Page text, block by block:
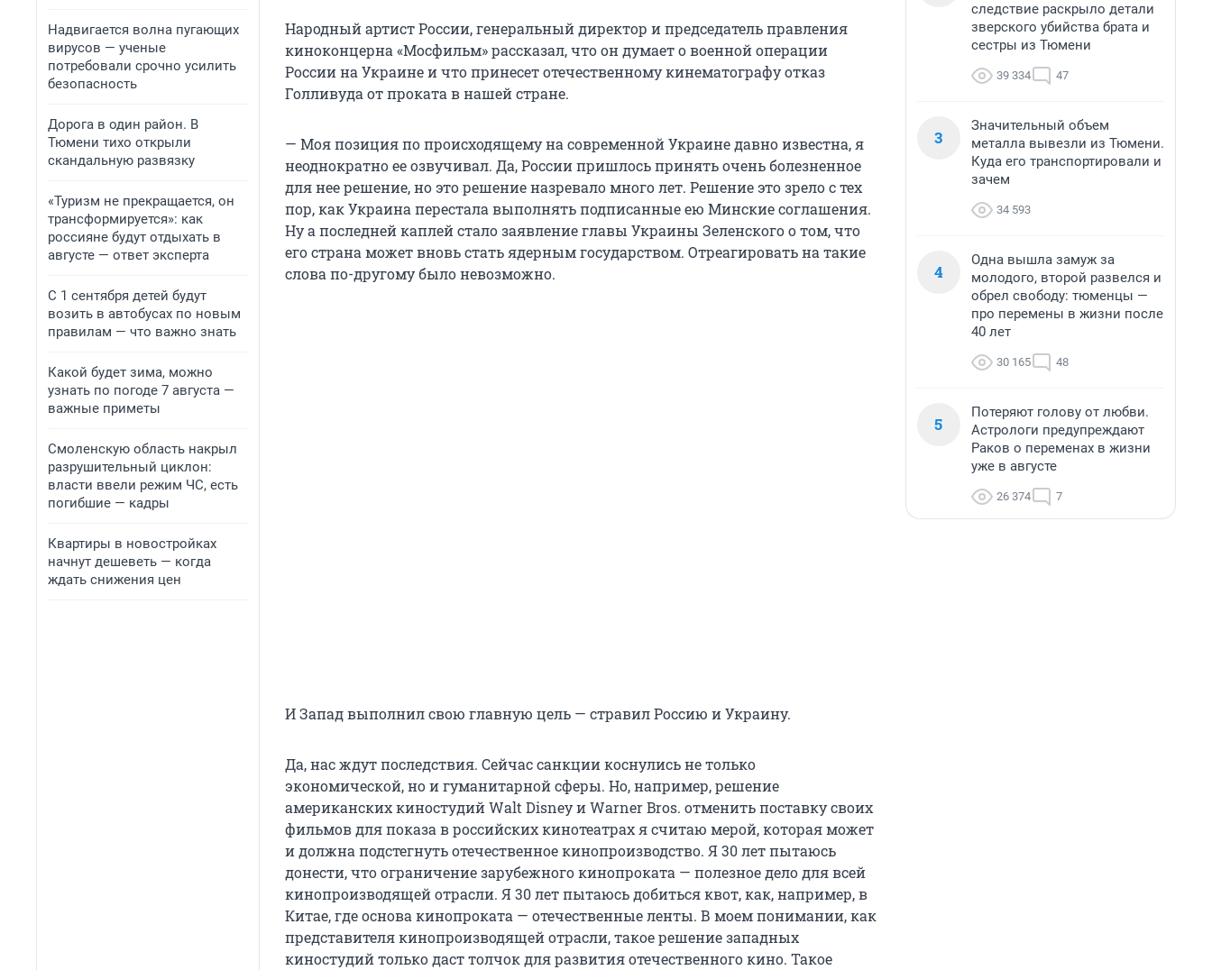
Надвигается волна пугающих
вирусов — ученые
потребовали срочно усилить
безопасность
Дорога в один район. В
Тюмени тихо открыли
скандальную развязку
«Туризм не прекращается, он
трансформируется»: как
россияне будут отдыхать в
августе — ответ эксперта
С 1 сентября детей будут
возить в автобусах по новым
правилам — что важно знать
Какой будет зима, можно
узнать по погоде 7 августа —
важные приметы
Смоленскую область накрыл
разрушительный циклон:
власти ввели режим ЧС, есть
погибшие — кадры
Квартиры в новостройках
начнут дешеветь — когда
ждать снижения цен
Народный артист России, генеральный директор и председатель правления
киноконцерна «Мосфильм» рассказал, что он думает о военной операции
России на Украине и что принесет отечественному кинематографу отказ
Голливуда от проката в нашей стране.
— Моя позиция по происходящему на современной Украине давно известна, я
неоднократно ее озвучивал. Да, России пришлось принять очень болезненное
для нее решение, но это решение назревало много лет. Решение это зрело с тех
пор, как Украина перестала выполнять подписанные ею Минские соглашения.
Ну а последней каплей стало заявление главы Украины Зеленского о том, что
его страна может вновь стать ядерным государством. Отреагировать на такие
слова по-другому было невозможно.
И Запад выполнил свою главную цель — стравил Россию и Украину.
Да, нас ждут последствия. Сейчас санкции коснулись не только
экономической, но и гуманитарной сферы. Но, например, решение
американских киностудий Walt Disney и Warner Bros. отменить поставку своих
фильмов для показа в российских кинотеатрах я считаю мерой, которая может
и должна подстегнуть отечественное кинопроизводство. Я 30 лет пытаюсь
донести, что ограничение зарубежного кинопроката — полезное дело для всей
кинопроизводящей отрасли. Я 30 лет пытаюсь добиться квот, как, например, в
Китае, где основа кинопроката — отечественные ленты. В моем понимании, как
представителя кинопроизводящей отрасли, такое решение западных
киностудий только даст толчок для развития отечественного кино. Такое
следствие раскрыло детали
зверского убийства брата и
сестры из Тюмени
39 334 47
3
Значительный объем
металла вывезли из Тюмени.
Куда его транспортировали и
зачем
34 593
4
Одна вышла замуж за
молодого, второй развелся и
обрел свободу: тюменцы —
про перемены в жизни после
40 лет
30 165 48
5
Потеряют голову от любви.
Астрологи предупреждают
Раков о переменах в жизни
уже в августе
26 374 7